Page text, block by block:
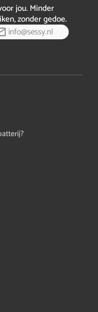
jou. Minder
zonder gedoe.
info@sessy.nl